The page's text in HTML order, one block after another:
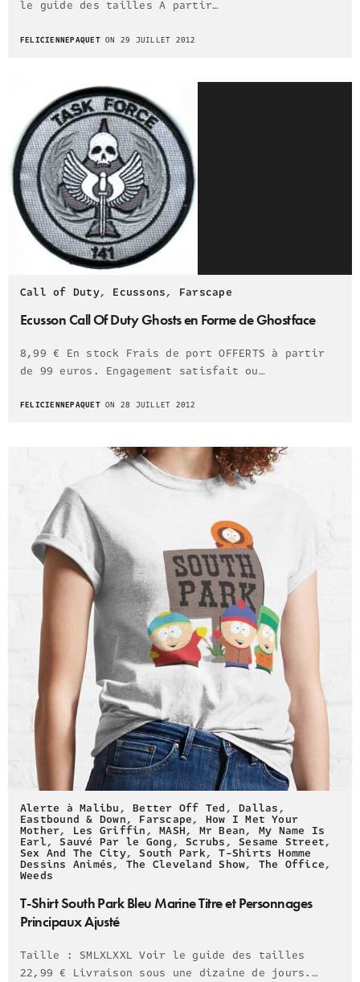
le guide des tailles A partir…
FELICIENNEPAQUETON 29 JUILLET 2012
Call of Duty, Ecussons, Farscape
Ecusson Call Of Duty Ghosts en Forme de Ghostface
8,99 € En stock Frais de port OFFERTS à partir
de 99 euros. Engagement satisfait ou…
FELICIENNEPAQUETON 28 JUILLET 2012
Alerte à Malibu,Better Off Ted,Dallas,
Eastbound & Down, Farscape, How I Met Your
Mother, Les Griffin,MASH, Mr Bean, My Name Is
Earl,Sauvé Par le Gong,Scrubs,Sesame Street,
Sex And The City,South Park,T-Shirts Homme
Dessins Animés, The Cleveland Show, The Office,
Weeds
T-Shirt South Park Bleu Marine Titre et Personnages
Principaux Ajusté
Taille : SMLXLXXL Voir le guide des tailles
22,99 € Livraison sous une dizaine de jours.…